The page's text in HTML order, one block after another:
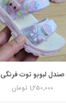
صندل لبوبو توت فرنگی
1,250,000 تومان